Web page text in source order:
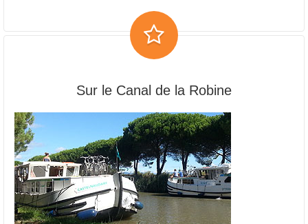
Sur le Canal de la Robine